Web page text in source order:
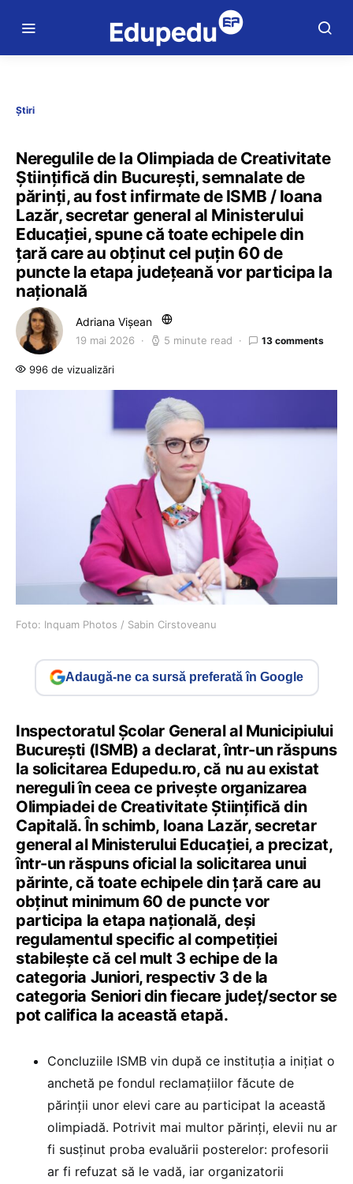
Știri
Neregulile de la Olimpiada de Creativitate
Științifică din București, semnalate de
părinți, au fost infirmate de ISMB / Ioana
Lazăr, secretar general al Ministerului
Educației, spune că toate echipele din
țară care au obținut cel puțin 60 de
puncte la etapa județeană vor participa la
națională
Adriana Vișean
19 mai 2026 5 minute read 13 comments
996 de vizualizări
Foto: Inquam Photos / Sabin Cirstoveanu
Adaugă-ne ca sursă preferată în Google
Inspectoratul Școlar General al Municipiului
București (ISMB) a declarat, într-un răspuns
la solicitarea Edupedu.ro, că nu au existat
nereguli în ceea ce privește organizarea
Olimpiadei de Creativitate Științifică din
Capitală. În schimb, Ioana Lazăr, secretar
general al Ministerului Educației, a precizat,
într-un răspuns oficial la solicitarea unui
părinte, că toate echipele din țară care au
obținut minimum 60 de puncte vor
participa la etapa națională, deși
regulamentul specific al competiției
stabilește că cel mult 3 echipe de la
categoria Juniori, respectiv 3 de la
categoria Seniori din fiecare județ/sector se
pot califica la această etapă.
Concluziile ISMB vin după ce instituția a inițiat o
anchetă pe fondul reclamațiilor făcute de
părinții unor elevi care au participat la această
olimpiadă. Potrivit mai multor părinți, elevii nu ar
fi susținut proba evaluării posterelor: profesorii
ar fi refuzat să le vadă, iar organizatorii